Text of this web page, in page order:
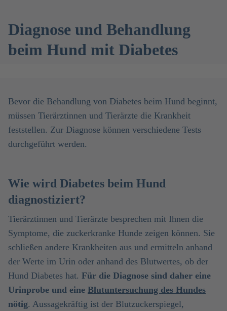
Diagnose und Behandlung
beim Hund mit Diabetes
Bevor die Behandlung von Diabetes beim Hund beginnt,
müssen Tierärztinnen und Tierärzte die Krankheit
feststellen. Zur Diagnose können verschiedene Tests
durchgeführt werden.
Wie wird Diabetes beim Hund
diagnostiziert?
Tierärztinnen und Tierärzte besprechen mit Ihnen die
Symptome, die zuckerkranke Hunde zeigen können. Sie
schließen andere Krankheiten aus und ermitteln anhand
der Werte im Urin oder anhand des Blutwertes, ob der
Hund Diabetes hat. Für die Diagnose sind daher eine
Urinprobe und eine Blutuntersuchung des Hundes
nötig. Aussagekräftig ist der Blutzuckerspiegel,